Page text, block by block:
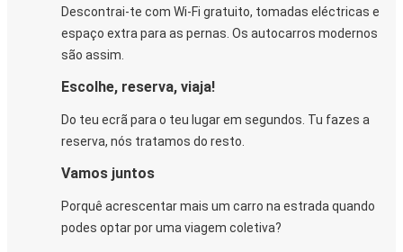
Descontrai-te com Wi-Fi gratuito, tomadas eléctricas e
espaço extra para as pernas. Os autocarros modernos
são assim.
Escolhe, reserva, viaja!
Do teu ecrã para o teu lugar em segundos. Tu fazes a
reserva, nós tratamos do resto.
Vamos juntos
Porquê acrescentar mais um carro na estrada quando
podes optar por uma viagem coletiva?